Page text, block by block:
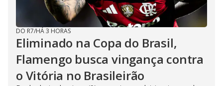
DO R7/HÁ 3 HORAS
Eliminado na Copa do Brasil,
Flamengo busca vingança contra
o Vitória no Brasileirão